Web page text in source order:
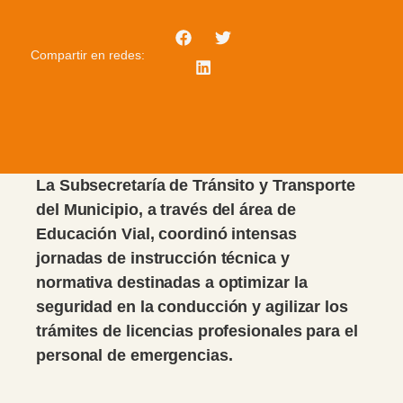
Compartir en redes:
La Subsecretaría de Tránsito y Transporte
del Municipio, a través del área de
Educación Vial, coordinó intensas
jornadas de instrucción técnica y
normativa destinadas a optimizar la
seguridad en la conducción y agilizar los
trámites de licencias profesionales para el
personal de emergencias.